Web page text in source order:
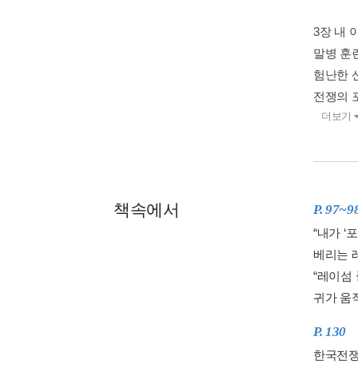
3장 내
말병 훈
험난한
전쟁의
더보기
책속에서 P.
“내가 ‘
베리는
“레이섬
귀가 움
P. 130
한국전